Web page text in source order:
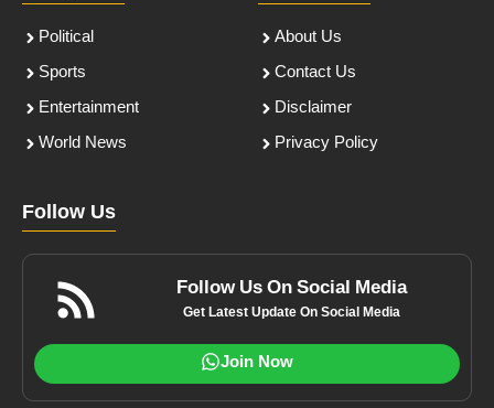
Political
Sports
Entertainment
World News
About Us
Contact Us
Disclaimer
Privacy Policy
Follow Us
Follow Us On Social Media
Get Latest Update On Social Media
Join Now